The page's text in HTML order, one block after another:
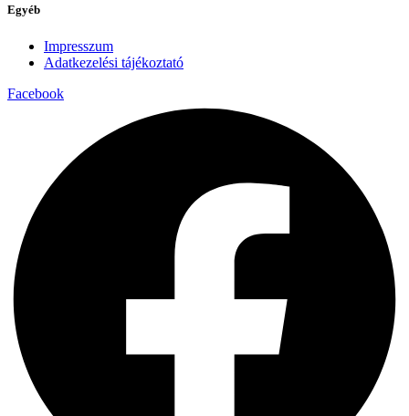
Egyéb
Impresszum
Adatkezelési tájékoztató
Facebook